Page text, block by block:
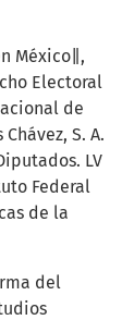
México‖,
Electoral
de
S. A.
LV
Federal
de la
del